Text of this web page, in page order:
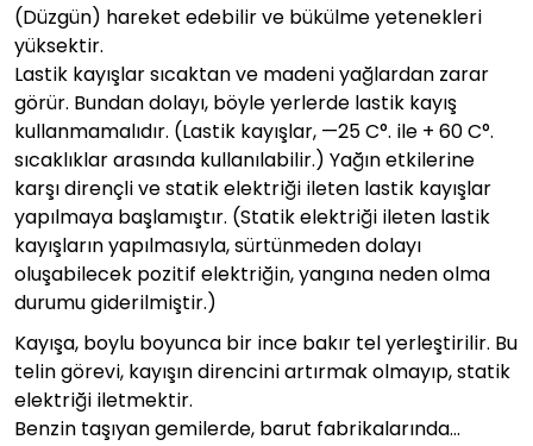
(Düzgün) hareket edebilir ve bükülme yetenekleri
yüksektir.
Lastik kayışlar sıcaktan ve madeni yağlardan zarar
görür. Bundan dolayı, böyle yerlerde lastik kayış
kullanmamalıdır. (Lastik kayışlar, —25 C°. ile + 60 C°.
sıcaklıklar arasında kullanılabilir.) Yağın etkilerine
karşı dirençli ve statik elektriği ileten lastik kayışlar
yapılmaya başlamıştır. (Statik elektriği ileten lastik
kayışların yapılmasıyla, sürtünmeden dolayı
oluşabilecek pozitif elektriğin, yangına neden olma
durumu giderilmiştir.)
Kayışa, boylu boyunca bir ince bakır tel yerleştirilir. Bu
telin görevi, kayışın direncini artırmak olmayıp, statik
elektriği iletmektir.
Benzin taşıyan gemilerde, barut fabrikalarında…